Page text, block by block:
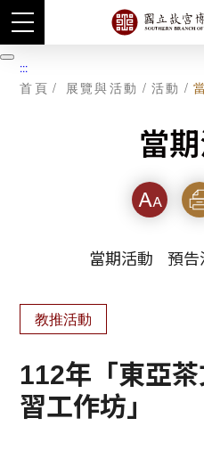
跳
到
暫
停
:::
首頁 展覽與活動 活動
當
字級 列
當期活動 預告
教推活動
112年「東亞
習工作坊」